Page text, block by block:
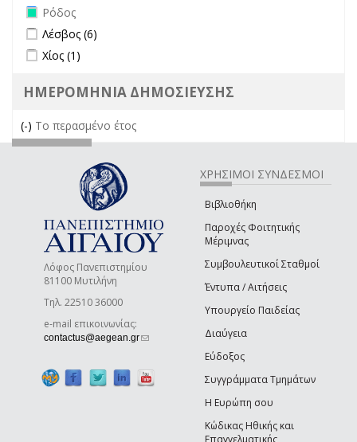
Remove Ρόδος filter
Ρόδος
Apply Λέσβος filter
Λέσβος (6)
Apply Χίος filter
Χίος (1)
ΗΜΕΡΟΜΗΝΙΑ ΔΗΜΟΣΙΕΥΣΗΣ
(-) Remove Το περασμένο έτος filter
Το περασμένο έτος
Λόφος Πανεπιστημίου
81100 Μυτιλήνη
Τηλ. 22510 36000
e-mail επικοινωνίας:
contactus@aegean.gr(link sends e-mail)
ΧΡΗΣΙΜΟΙ ΣΥΝΔΕΣΜΟΙ
Βιβλιοθήκη
Παροχές Φοιτητικής
Μέριμνας
Συμβουλευτικοί Σταθμοί
Έντυπα / Αιτήσεις
Υπουργείο Παιδείας
Διαύγεια
Εύδοξος
Συγγράμματα Τμημάτων
Η Ευρώπη σου
Κώδικας Ηθικής και
Επαγγελματικής